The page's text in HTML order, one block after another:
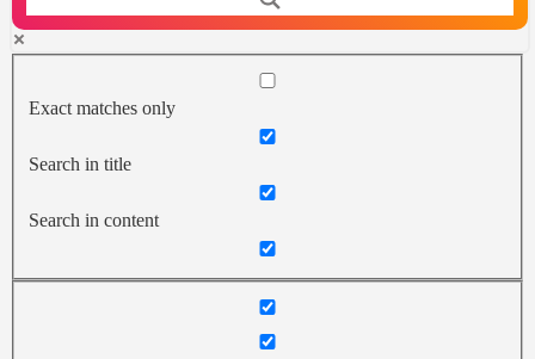
Exact matches only
Search in title
Search in content